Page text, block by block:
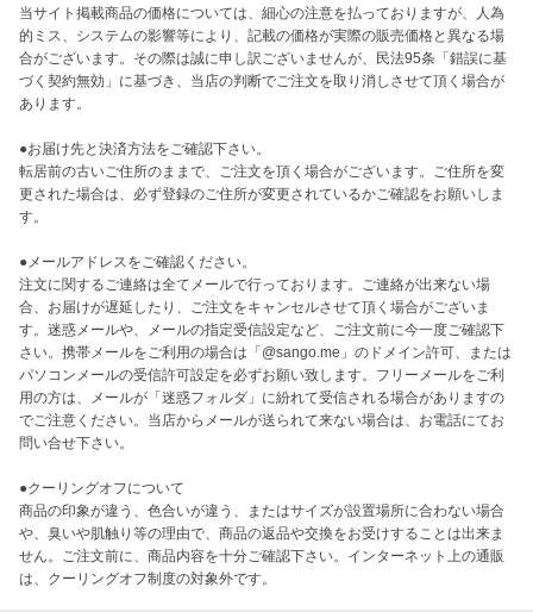
当サイト掲載商品の価格については、細心の注意を払っておりますが、人為
的ミス、システムの影響等により、記載の価格が実際の販売価格と異なる場
合がございます。その際は誠に申し訳ございませんが、民法95条「錯誤に基
づく契約無効」に基づき、当店の判断でご注文を取り消しさせて頂く場合が
あります。
●お届け先と決済方法をご確認下さい。
転居前の古いご住所のままで、ご注文を頂く場合がございます。ご住所を変
更された場合は、必ず登録のご住所が変更されているかご確認をお願いしま
す。
●メールアドレスをご確認ください。
注文に関するご連絡は全てメールで行っております。ご連絡が出来ない場
合、お届けが遅延したり、ご注文をキャンセルさせて頂く場合がございま
す。迷惑メールや、メールの指定受信設定など、ご注文前に今一度ご確認下
さい。携帯メールをご利用の場合は「@sango.me」のドメイン許可、または
パソコンメールの受信許可設定を必ずお願い致します。フリーメールをご利
用の方は、メールが「迷惑フォルダ」に紛れて受信される場合がありますの
でご注意ください。当店からメールが送られて来ない場合は、お電話にてお
問い合せ下さい。
●クーリングオフについて
商品の印象が違う、色合いが違う、またはサイズが設置場所に合わない場合
や、臭いや肌触り等の理由で、商品の返品や交換をお受けすることは出来ま
せん。ご注文前に、商品内容を十分ご確認下さい。インターネット上の通販